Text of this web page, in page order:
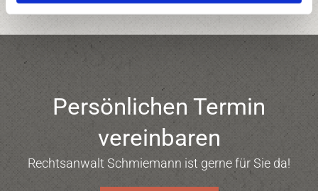
Persönlichen Termin
vereinbaren
Rechtsanwalt Schmiemann ist gerne für Sie da!